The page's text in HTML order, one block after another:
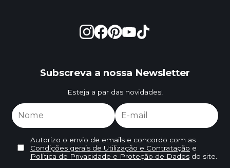
Subscreva a nossa Newsletter
Esteja a par das novidades!
Autorizo o envio de emails e concordo com as
Condições gerais de Utilização e Contratação e
Política de Privacidade e Proteção de Dadosdo site.